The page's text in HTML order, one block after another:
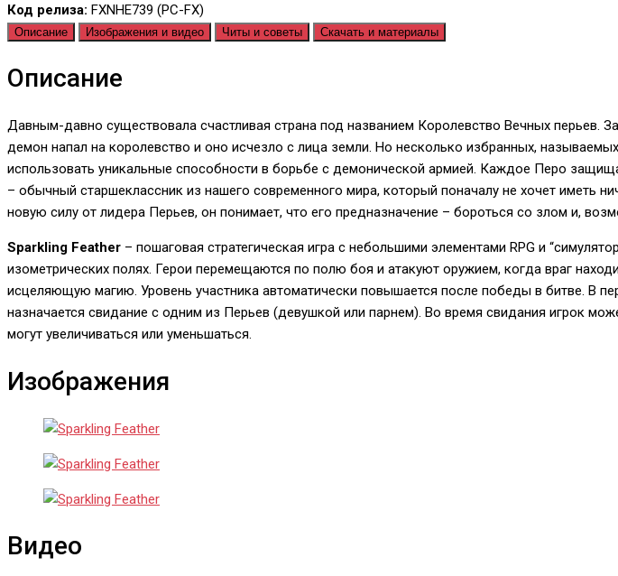
Код релиза: FXNHE739 (PC-FX)
Описание Изображения и видео Читы и советы Скачать и материалы
Описание
Давным-давно существовала счастливая страна под названием Королевство Вечных перьев.
демон напал на королевство и оно исчезло с лица земли. Но несколько избранных,
использовать уникальные способности в борьбе с демонической армией. Каждое Перо
– обычный старшеклассник из нашего современного мира, который поначалу не хочет иметь
новую силу от лидера Перьев, он понимает, что его предназначение – бороться со злом и,
Sparkling Feather – пошаговая стратегическая игра с небольшими элементами RPG и
изометрических полях. Герои перемещаются по полю боя и атакуют оружием, когда враг
исцеляющую магию. Уровень участника автоматически повышается после победы в битве. В
назначается свидание с одним из Перьев (девушкой или парнем). Во время свидания игрок
могут увеличиваться или уменьшаться.
Изображения
Видео